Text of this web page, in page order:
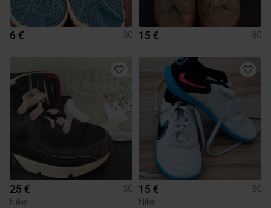
6 € 30 15 € 30
25 €
30
Nike
15 €
30
Nike